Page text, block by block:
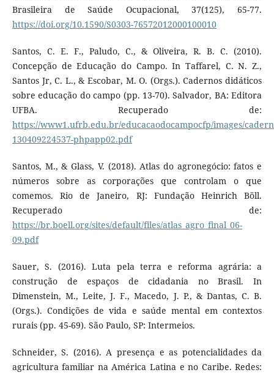
Brasileira de Saúde Ocupacional, 37(125), 65-77.
https://doi.org/10.1590/S0303-76572012000100010
Santos, C. E. F., Paludo, C., & Oliveira, R. B. C. (2010).
Concepção de Educação do Campo. In Taffarel, C. N. Z.,
Santos Jr, C. L., & Escobar, M. O. (Orgs.). Cadernos didáticos
sobre educação do campo (pp. 13-70). Salvador, BA: Editora
UFBA. Recuperado de:
https://www1.ufrb.edu.br/educacaodocampocfp/images/
130409224537-phpapp02.pdf
Santos, M., & Glass, V. (2018). Atlas do agronegócio: fatos e
números sobre as corporações que controlam o que
comemos. Rio de Janeiro, RJ: Fundação Heinrich Böll.
Recuperado de:
https://br.boell.org/sites/default/files/atlas_agro_final_06-
09.pdf
Sauer, S. (2016). Luta pela terra e reforma agrária: a
construção de espaços de cidadania no Brasil. In
Dimenstein, M., Leite, J. F., Macedo, J. P., & Dantas, C. B.
(Orgs.). Condições de vida e saúde mental em contextos
rurais (pp. 45-69). São Paulo, SP: Intermeios.
Schneider, S. (2016). A presença e as potencialidades da
agricultura familiar na América Latina e no Caribe. Redes: